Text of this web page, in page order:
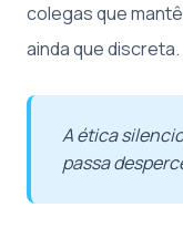
colegas que
ainda que discreta.
A ética
passa